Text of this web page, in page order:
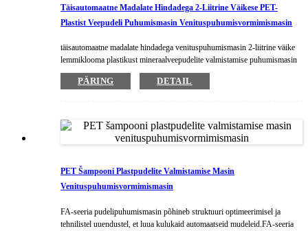
Täisautomaatne Madalate Hindadega 2-Liitrine Väikese PET-
Plastist Veepudeli Puhumismasin Venituspuhumisvormimismasin
täisautomaatne madalate hindadega venituspuhumismasin 2-liitrine väike
lemmiklooma plastikust mineraalveepudelite valmistamise puhumismasin
FA-seeria on stabiilne kaheastmeline allapuhutav venitusautomaatne
puhumismasin. Seda saab kasutada 4 õõnsusest kuni 12 õõnsuseni
vahujoogipudelite, puhta veepudelite, mineraalveepudelite, puuviljamahla
joogipudelite, kosmeetikapudelite, suure läbimõõduga pudelite
puhumiseks, kõrge temperatuuriga pudelid ja muud pakkepudelid.
PÄRING DETAIL
PET Šampooni Plastpudelite Valmistamise Masin
Venituspuhumisvormimismasin
FA-seeria pudelipuhumismasin põhineb struktuuri optimeerimisel ja
tehnilistel uuendustel, et luua kulukaid automaatseid mudeleid.FA-seeria